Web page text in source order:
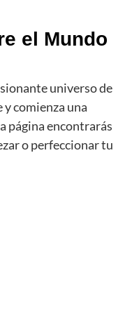
el Mundo
universo de
y comienza una
página encontrarás
o perfeccionar tu